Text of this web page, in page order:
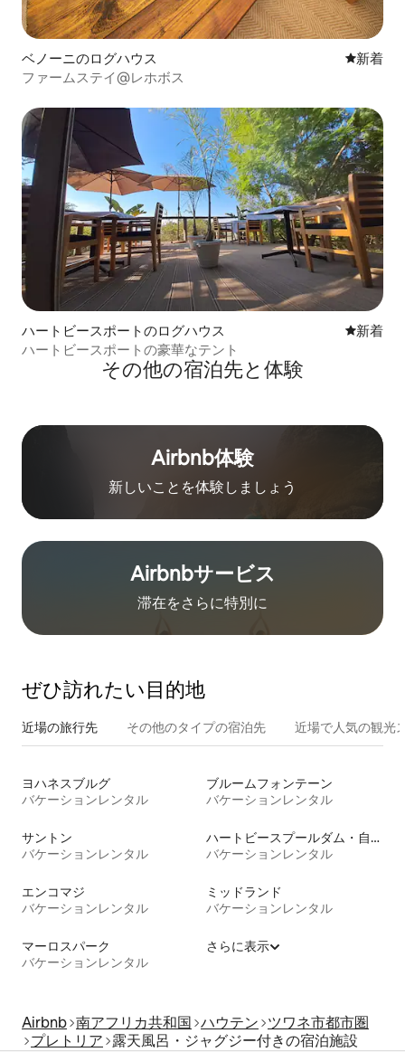
ベノーニのログハウス 新しい宿
新着
ファームステイ@レホボス
ハートビースポートのログハウス 新しい宿
新着
ハートビースポートの豪華なテント
その他の宿⁠泊⁠先と体⁠験
Airbnb体験
新しいことを体験しましょう
Airbnb⁠サ⁠ー⁠ビ⁠ス
滞在をさ⁠ら⁠に特⁠別⁠に
ぜひ訪⁠れ⁠た⁠い目⁠的⁠地
近場の旅行先 その他のタ⁠イ⁠プ⁠の宿⁠泊⁠先 近場で人気の観光
ヨハネスブルグ
バケーションレンタル
ブルームフォンテーン
バケーションレンタル
サントン
バケーションレンタル
ハートビースプールダム・自然保護区
バケーションレンタル
エンコマジ
バケーションレンタル
ミッドランド
バケーションレンタル
マーロスパーク
バケーションレンタル
さらに表示
Airbnb 南アフリカ共和国 ハウテン ツワネ市都市圏
プレトリア 露天風呂・ジャグジー付きの宿泊施設